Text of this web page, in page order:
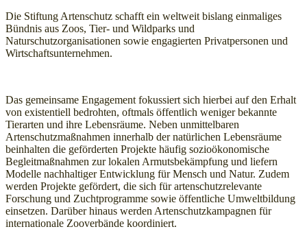
Die Stiftung Artenschutz schafft ein weltweit bislang einmaliges
Bündnis aus Zoos, Tier- und Wildparks und
Naturschutzorganisationen sowie engagierten Privatpersonen und
Wirtschaftsunternehmen.
Das gemeinsame Engagement fokussiert sich hierbei auf den Erhalt
von existentiell bedrohten, oftmals öffentlich weniger bekannte
Tierarten und ihre Lebensräume. Neben unmittelbaren
Artenschutzmaßnahmen innerhalb der natürlichen Lebensräume
beinhalten die geförderten Projekte häufig sozioökonomische
Begleitmaßnahmen zur lokalen Armutsbekämpfung und liefern
Modelle nachhaltiger Entwicklung für Mensch und Natur. Zudem
werden Projekte gefördert, die sich für artenschutzrelevante
Forschung und Zuchtprogramme sowie öffentliche Umweltbildung
einsetzen. Darüber hinaus werden Artenschutzkampagnen für
internationale Zooverbände koordiniert.